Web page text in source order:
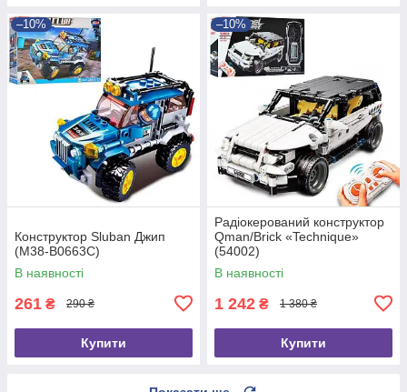
–10%
Конструктор Sluban Джип
(M38-B0663C)
В наявності
261 ₴ 290 ₴
Купити
–10%
Радіокерований конструктор
Qman/Brick «Technique»
(54002)
В наявності
1 242 ₴ 1 380 ₴
Купити